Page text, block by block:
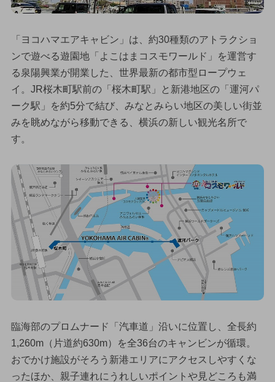
「ヨコハマエアキャビン」は、約30種類のアトラクショ
ンで遊べる遊園地「よこはまコスモワールド」を運営す
る泉陽興業が開業した、世界最新の都市型ロープウェ
イ。JR桜木町駅前の「桜木町駅」と新港地区の「運河パ
ーク駅」を約5分で結び、みなとみらい地区の美しい街並
みを眺めながら移動できる、横浜の新しい観光名所で
す。
臨海部のプロムナード「汽車道」沿いに位置し、全長約
1,260m（片道約630m）を全36台のキャンビンが循環。
おでかけ施設がそろう新港エリアにアクセスしやすくな
ったほか、親子連れにうれしいポイントや見どころも満